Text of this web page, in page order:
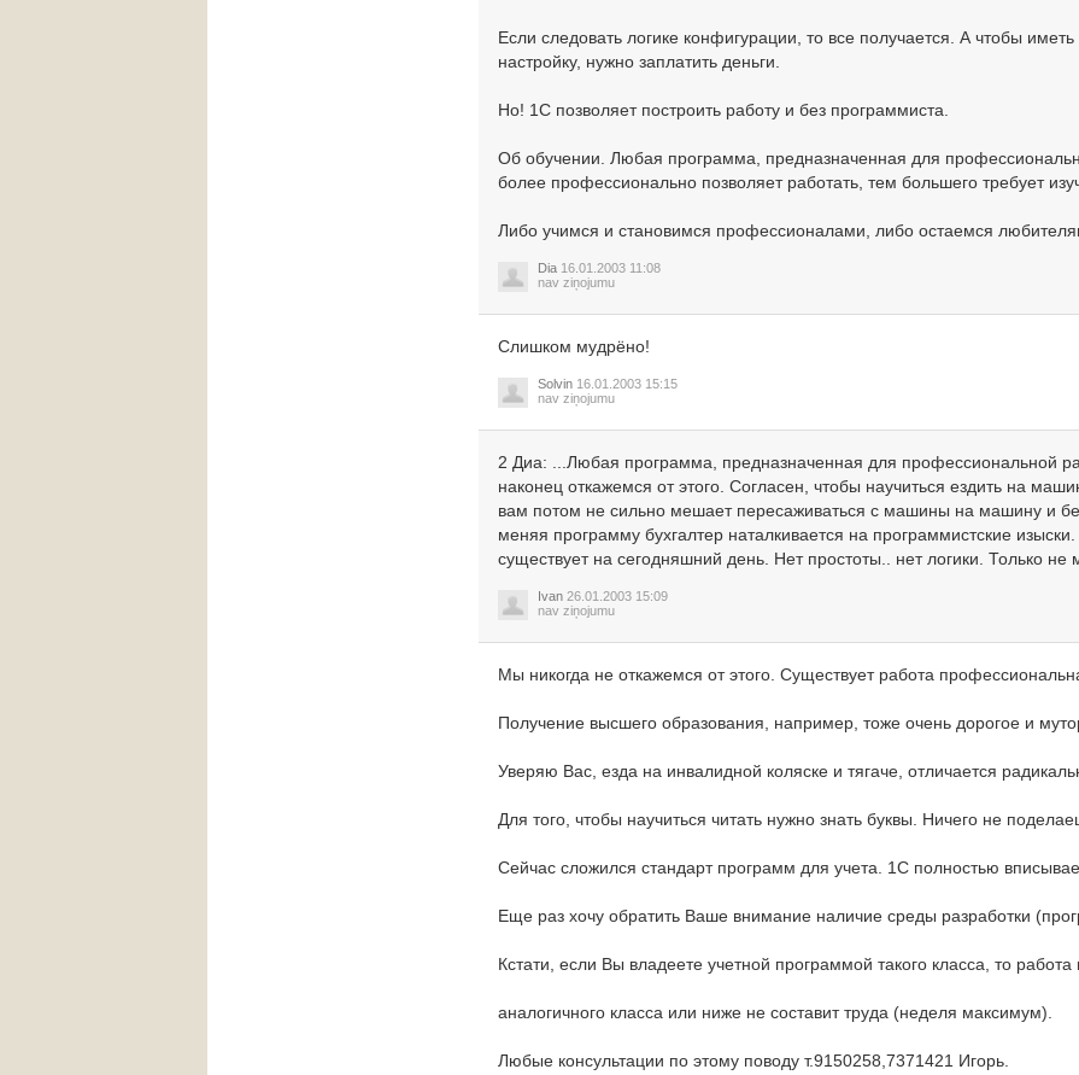
Если следовать логике конфигурации, то все получается. А чтобы
настройку, нужно заплатить деньги.
Но! 1С позволяет построить работу и без программиста.
Об обучении. Любая программа, предназначенная для
более профессионально позволяет работать, тем большего требует
Либо учимся и становимся профессионалами, либо остаемся
Dia 16.01.2003 11:08
nav ziņojumu
Слишком мудрёно!
Solvin 16.01.2003 15:15
nav ziņojumu
2 Диа: ...Любая программа, предназначенная для профессиональной
наконец откажемся от этого. Согласен, чтобы научиться ездить на
вам потом не сильно мешает пересаживаться с машины на машину и
меняя программу бухгалтер наталкивается на программистские
существует на сегодняшний день. Нет простоты.. нет логики. Только не
Ivan 26.01.2003 15:09
nav ziņojumu
Мы никогда не откажемся от этого. Существует работа
Получение высшего образования, например, тоже очень дорогое и
Уверяю Вас, езда на инвалидной коляске и тягаче, отличается
Для того, чтобы научиться читать нужно знать буквы. Ничего не
Сейчас сложился стандарт программ для учета. 1С полностью
Еще раз хочу обратить Ваше внимание наличие среды разработки
Кстати, если Вы владеете учетной программой такого класса, то
аналогичного класса или ниже не составит труда (неделя максимум).
Любые консультации по этому поводу т.9150258,7371421 Игорь.